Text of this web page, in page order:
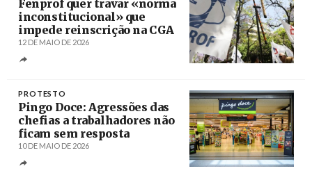
Fenprof quer travar «norma
inconstitucional» que
impede reinscrição na CGA
12 DE MAIO DE 2026
PROTESTO
Pingo Doce: Agressões das
chefias a trabalhadores não
ficam sem resposta
10 DE MAIO DE 2026